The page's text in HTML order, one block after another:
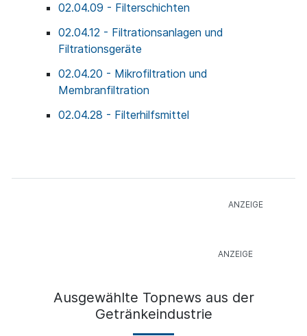
02.04.09 - Filterschichten
02.04.12 - Filtrationsanlagen und
Filtrationsgeräte
02.04.20 - Mikrofiltration und
Membranfiltration
02.04.28 - Filterhilfsmittel
Ausgewählte Topnews aus der
Getränkeindustrie